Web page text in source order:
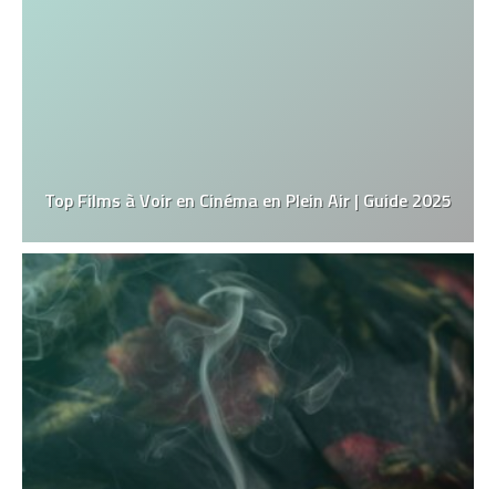
Top Films à Voir en Cinéma en Plein Air | Guide 2025